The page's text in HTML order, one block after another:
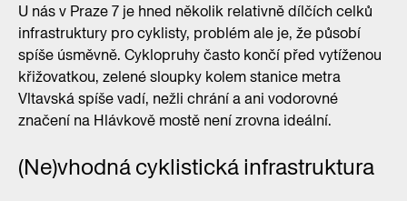
U nás v Praze 7 je hned několik relativně dílčích celků
infrastruktury pro cyklisty, problém ale je, že působí
spíše úsměvně. Cyklopruhy často končí před vytíženou
křižovatkou, zelené sloupky kolem stanice metra
Vltavská spíše vadí, nežli chrání a ani vodorovné
značení na Hlávkově mostě není zrovna ideální.
(Ne)vhodná cyklistická infrastruktura